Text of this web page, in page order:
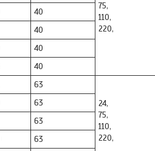
75,
110,
220,
40
40
40
40
63
24,
75,
110,
220,
63
63
63